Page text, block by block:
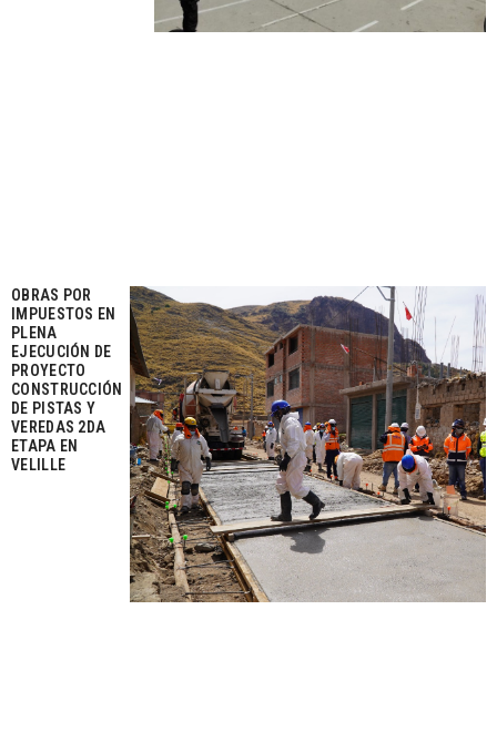
OBRAS POR
IMPUESTOS EN
PLENA
EJECUCIÓN DE
PROYECTO
CONSTRUCCIÓN
DE PISTAS Y
VEREDAS 2DA
ETAPA EN
VELILLE